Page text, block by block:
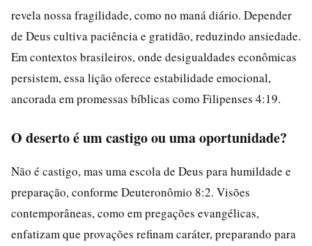
revela nossa fragilidade, como no maná diário. Depender
de Deus cultiva paciência e gratidão, reduzindo ansiedade.
Em contextos brasileiros, onde desigualdades econômicas
persistem, essa lição oferece estabilidade emocional,
ancorada em promessas bíblicas como Filipenses 4:19.
O deserto é um castigo ou uma oportunidade?
Não é castigo, mas uma escola de Deus para humildade e
preparação, conforme Deuteronômio 8:2. Visões
contemporâneas, como em pregações evangélicas,
enfatizam que provações refinam caráter, preparando para